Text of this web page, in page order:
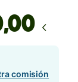
,00
comisión